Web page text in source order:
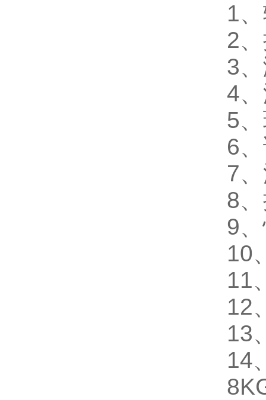
1
2
3
4
5
6
7
8
9
10
11
12
13
14